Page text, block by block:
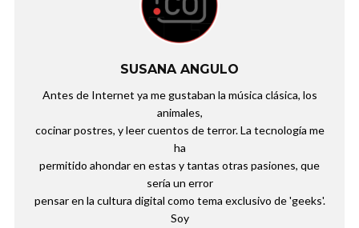
SUSANA ANGULO
Antes de Internet ya me gustaban la música clásica, los
animales,
cocinar postres, y leer cuentos de terror. La tecnología me
ha
permitido ahondar en estas y tantas otras pasiones, que
sería un error
pensar en la cultura digital como tema exclusivo de 'geeks'.
Soy